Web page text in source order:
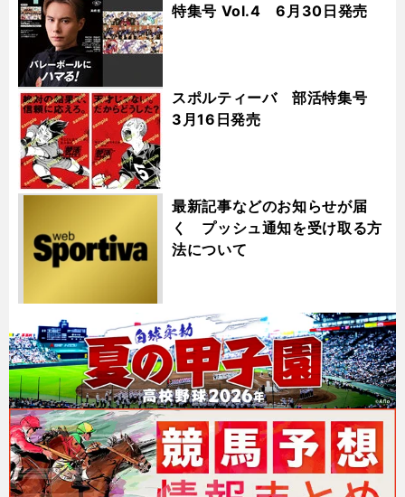
特集号 Vol.4 6月30日発売
スポルティーバ 部活特集号
3月16日発売
最新記事などのお知らせが届
く プッシュ通知を受け取る方
法について